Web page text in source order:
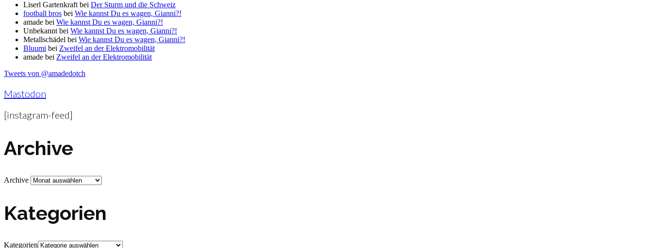
Liserl Gartenkraft bei Der Sturm und die Schweiz
football bros bei Wie kannst Du es wagen, Gianni?!
amade bei Wie kannst Du es wagen, Gianni?!
Unbekannt bei Wie kannst Du es wagen, Gianni?!
Metallschädel bei Wie kannst Du es wagen, Gianni?!
Bluumi bei Zweifel an der Elektromobilität
amade bei Zweifel an der Elektromobilität
Tweets von @amadedotch
Mastodon
[instagram-feed]
Archive
Archive
Kategorien
Kategorien